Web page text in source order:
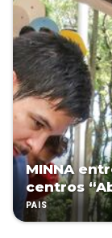
MINNA
centros
PAÍS